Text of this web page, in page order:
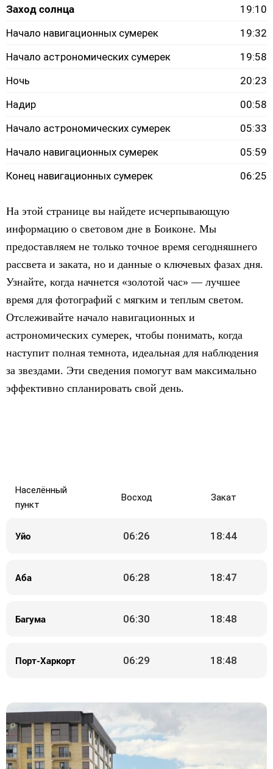
Заход солнца
19:10
Начало навигационных сумерек
19:32
Начало астрономических сумерек
19:58
Ночь
20:23
Надир
00:58
Начало астрономических сумерек
05:33
Начало навигационных сумерек
05:59
Конец навигационных сумерек
06:25
На этой странице вы найдете исчерпывающую
информацию о световом дне в Боиконе. Мы
предоставляем не только точное время сегодняшнего
рассвета и заката, но и данные о ключевых фазах дня.
Узнайте, когда начнется «золотой час» — лучшее
время для фотографий с мягким и теплым светом.
Отслеживайте начало навигационных и
астрономических сумерек, чтобы понимать, когда
наступит полная темнота, идеальная для наблюдения
за звездами. Эти сведения помогут вам максимально
эффективно спланировать свой день.
Населённый
пункт
Восход Закат
Уйо 06:26 18:44
Аба 06:28 18:47
Багума 06:30 18:48
Порт-Харкорт 06:29 18:48